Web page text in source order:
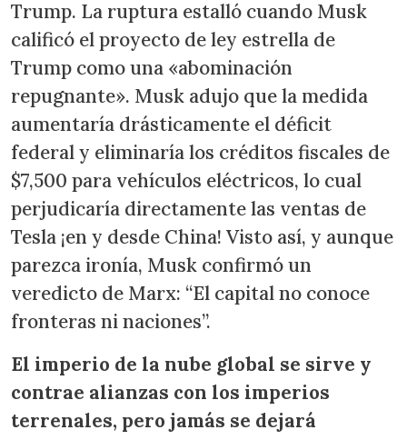
Trump. La ruptura estalló cuando Musk
calificó el proyecto de ley estrella de
Trump como una «abominación
repugnante». Musk adujo que la medida
aumentaría drásticamente el déficit
federal y eliminaría los créditos fiscales de
$7,500 para vehículos eléctricos, lo cual
perjudicaría directamente las ventas de
Tesla ¡en y desde China! Visto así, y aunque
parezca ironía, Musk confirmó un
veredicto de Marx: “El capital no conoce
fronteras ni naciones”.
El imperio de la nube global se sirve y
contrae alianzas con los imperios
terrenales, pero jamás se dejará